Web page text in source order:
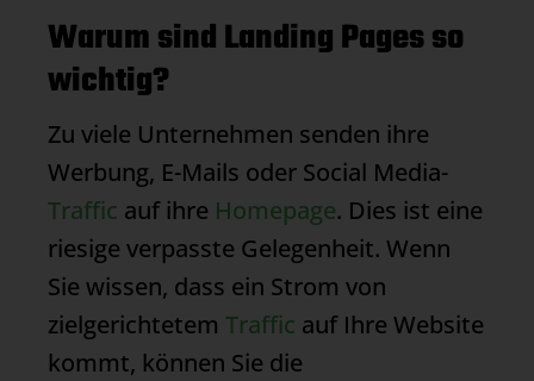
Warum sind Landing Pages so
wichtig?
Zu viele Unternehmen senden ihre
Werbung, E-Mails oder Social Media-
Traffic auf ihre Homepage. Dies ist eine
riesige verpasste Gelegenheit. Wenn
Sie wissen, dass ein Strom von
zielgerichtetem Traffic auf Ihre Website
kommt, können Sie die